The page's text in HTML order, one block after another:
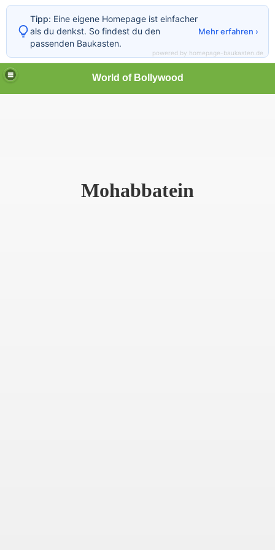
World of Bollywood
Mohabbatein
Tipp: Eine eigene Homepage ist einfacher
als du denkst. So findest du den
passenden Baukasten.
Mehr erfahren ›
powered by homepage-baukasten.de